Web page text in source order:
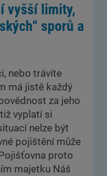
vyšší limity,
sporů a
nebo trávíte
má jistě každý
za jeho
vyplatí si
nelze být
pojištění může
proto
majetku Náš